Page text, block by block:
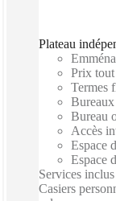
Plateau
Prix
Termes
Bureau
Accès
Espace
Espace
Services
Casiers